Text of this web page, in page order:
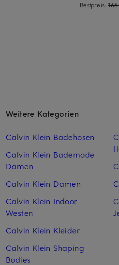
Bestpreis:
Weitere Kategorien
Calvin Klein Badehosen
Calvin Klein Bademode
Damen
Calvin Klein Damen
Calvin Klein Indoor-
Westen
Calvin Klein Kleider
Calvin Klein Shaping
Bodies